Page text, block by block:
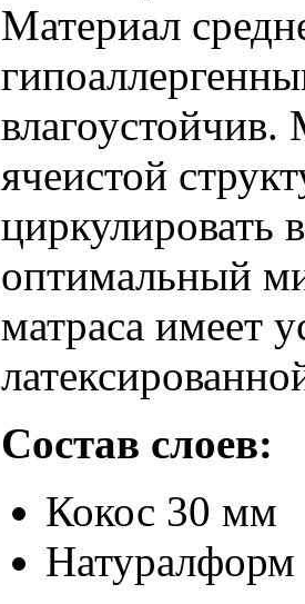
Материал
влагоустойчив.
ячеистой
циркулировать
оптимальный
матраса имеет
Состав слоев:
Кокос 30 мм